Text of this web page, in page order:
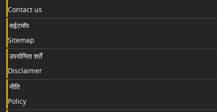
Contact us
सईटमॉप
Sitemap
उपयोगिता शर्तें
Disclaimer
नीति
Policy